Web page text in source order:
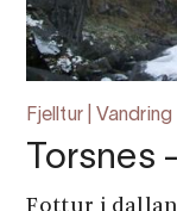
Fjelltur | Vandring
Torsnes